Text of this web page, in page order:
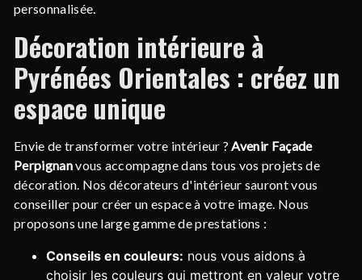
personnalisée.
Décoration intérieure à
Pyrénées Orientales : créez un
espace unique
Envie de transformer votre intérieur ?Avenir Façade
Perpignanvous accompagne dans tous vos projets de
décoration. Nos décorateurs d'intérieur sauront vous
conseiller pour créer un espace à votre image. Nous
proposons une large gamme de prestations :
Conseils en couleurs: nous vous aidons à
choisir les couleurs qui mettront en valeur votre